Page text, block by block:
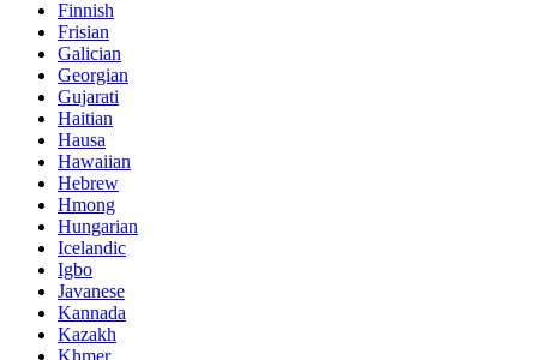
Finnish
Frisian
Galician
Georgian
Gujarati
Haitian
Hausa
Hawaiian
Hebrew
Hmong
Hungarian
Icelandic
Igbo
Javanese
Kannada
Kazakh
Khmer